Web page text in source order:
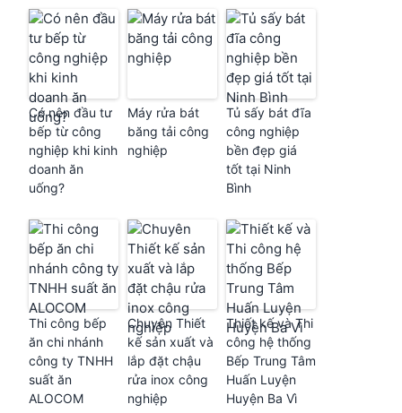
Có nên đầu tư
bếp từ công
nghiệp khi kinh
doanh ăn
uống?
Máy rửa bát
băng tải công
nghiệp
Tủ sấy bát đĩa
công nghiệp
bền đẹp giá
tốt tại Ninh
Bình
Thi công bếp
ăn chi nhánh
công ty TNHH
suất ăn
ALOCOM
Chuyên Thiết
kế sản xuất và
lắp đặt chậu
rửa inox công
nghiệp
Thiết kế và Thi
công hệ thống
Bếp Trung Tâm
Huấn Luyện
Huyện Ba Vì